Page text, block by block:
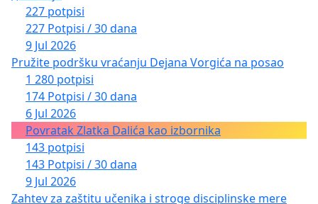
227 potpisi
227 Potpisi / 30 dana
9 Jul 2026
Pružite podršku vraćanju Dejana Vorgića na posao
1 280 potpisi
174 Potpisi / 30 dana
6 Jul 2026
Povratak Zlatka Dalića kao izbornika
143 potpisi
143 Potpisi / 30 dana
9 Jul 2026
Zahtev za zaštitu učenika i stroge disciplinske mere